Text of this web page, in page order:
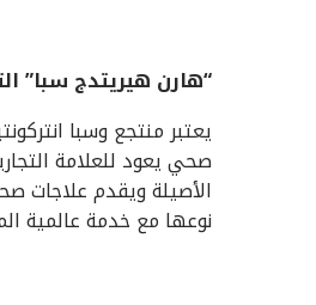
“هارن هيريتدج سبا”
يعتبر منتجع وسبا
صحي يعود للعلامة
الأصيلة ويقدم علاجات
نوعها مع خدمة عالمية